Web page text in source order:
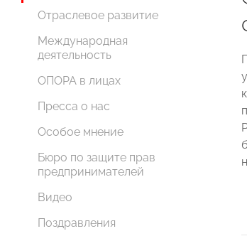
Отраслевое развитие
Международная
деятельность
ОПОРА в лицах
Пресса о нас
Особое мнение
Бюро по защите прав
предпринимателей
Видео
Поздравления